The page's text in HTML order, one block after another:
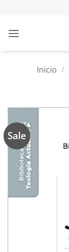
content
Inicio /
Sale